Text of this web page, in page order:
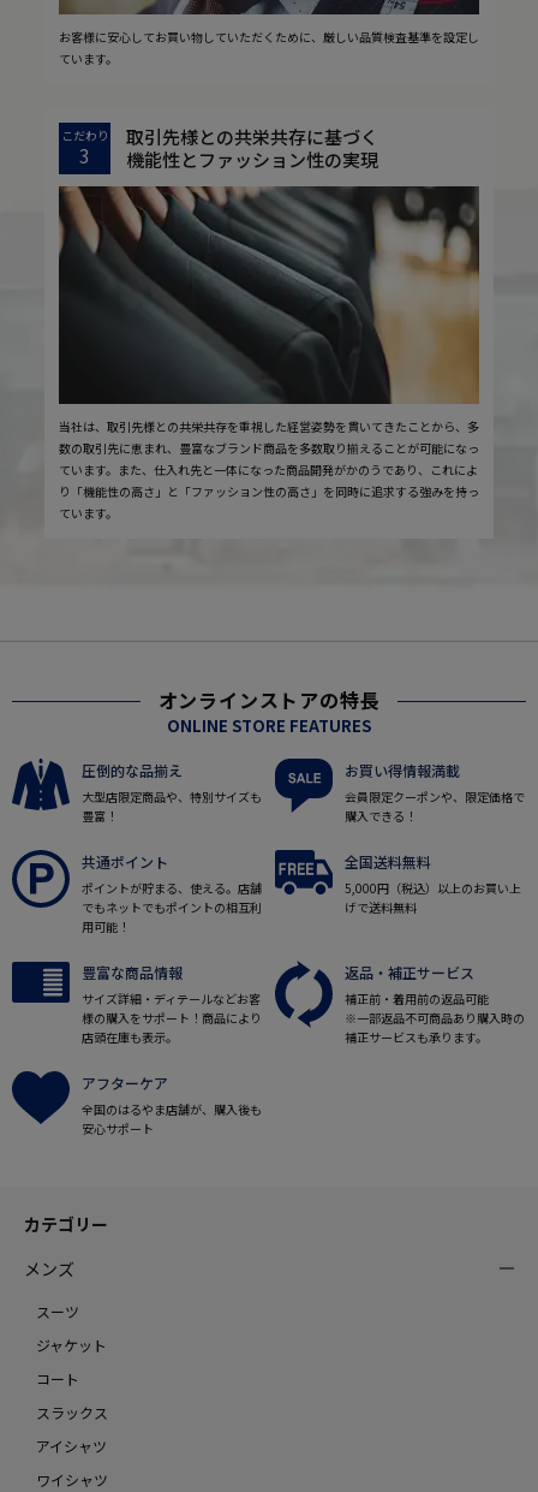
お客様に安心してお買い物していただくために、厳しい品質検査基準を設定し
ています。
こだわり
3
取引先様との共栄共存に基づく
機能性とファッション性の実現
当社は、取引先様との共栄共存を重視した経営姿勢を貫いてきたことから、多
数の取引先に恵まれ、豊富なブランド商品を多数取り揃えることが可能になっ
ています。また、仕入れ先と一体になった商品開発がかのうであり、これによ
り「機能性の高さ」と「ファッション性の高さ」を同時に追求する強みを持っ
ています。
オンラインストアの特長
ONLINE STORE FEATURES
圧倒的な品揃え
大型店限定商品や、特別サイズも
豊富！
お買い得情報満載
会員限定クーポンや、限定価格で
購入できる！
共通ポイント
ポイントが貯まる、使える。店舗
でもネットでもポイントの相互利
用可能！
全国送料無料
5,000円（税込）以上のお買い上
げで送料無料
豊富な商品情報
サイズ詳細・ディテールなどお客
様の購入をサポート！商品により
店頭在庫も表示。
返品・補正サービス
補正前・着用前の返品可能
※一部返品不可商品あり購入時の
補正サービスも承ります。
アフターケア
全国のはるやま店舗が、購入後も
安心サポート
カテゴリー
メンズ
スーツ
ジャケット
コート
スラックス
アイシャツ
ワイシャツ